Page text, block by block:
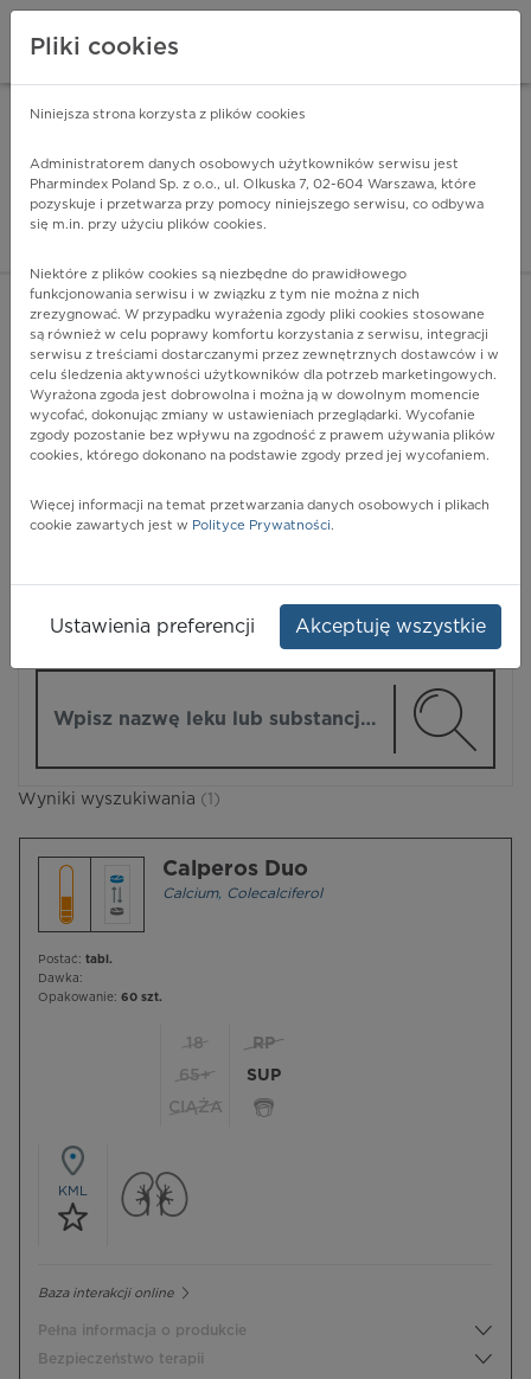
Pharmindex - lider
ZALOGUJ SIĘ
POKAŻ FILTRY
Pharmindex
Wyniki wyszukiwania (1)
Calperos Duo
Calcium, Colecalciferol
Postać: tabl.
Dawka:
Opakowanie: 60 szt.
18
65+
CIĄŻA
RP
SUP
KML
Baza interakcji online
Pełna informacja o produkcie
Bezpieczeństwo terapii
Pliki cookies
Niniejsza strona korzysta z plików cookies
Administratorem danych osobowych użytkowników serwisu jest
Pharmindex Poland Sp. z o.o., ul. Olkuska 7, 02-604 Warszawa, które
pozyskuje i przetwarza przy pomocy niniejszego serwisu, co odbywa
się m.in. przy użyciu plików cookies.
Niektóre z plików cookies są niezbędne do prawidłowego
funkcjonowania serwisu i w związku z tym nie można z nich
zrezygnować. W przypadku wyrażenia zgody pliki cookies stosowane
są również w celu poprawy komfortu korzystania z serwisu, integracji
serwisu z treściami dostarczanymi przez zewnętrznych dostawców i w
celu śledzenia aktywności użytkowników dla potrzeb marketingowych.
Wyrażona zgoda jest dobrowolna i można ją w dowolnym momencie
wycofać, dokonując zmiany w ustawieniach przeglądarki. Wycofanie
zgody pozostanie bez wpływu na zgodność z prawem używania plików
cookies, którego dokonano na podstawie zgody przed jej wycofaniem.
Więcej informacji na temat przetwarzania danych osobowych i plikach
cookie zawartych jest w Polityce Prywatności.
Ustawienia preferencji Akceptuję wszystkie
ZA DARMO - w Google Play INSTALUJ